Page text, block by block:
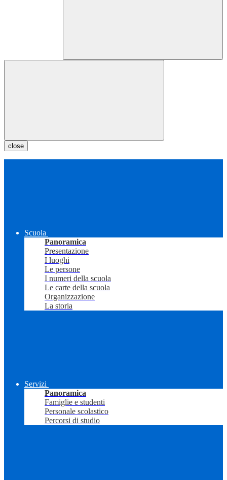
close
Scuola
Panoramica
Presentazione
I luoghi
Le persone
I numeri della scuola
Le carte della scuola
Organizzazione
La storia
Servizi
Panoramica
Famiglie e studenti
Personale scolastico
Percorsi di studio